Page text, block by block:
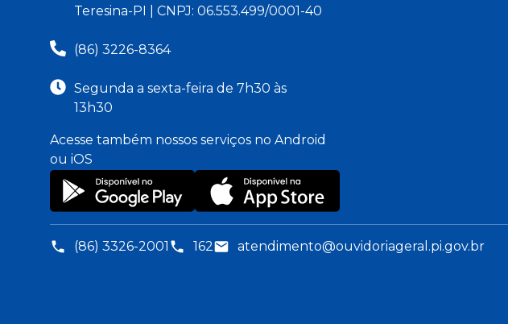
Teresina-PI | CNPJ: 06.553.499/0001-40
(86) 3226-8364
Segunda a sexta-feira de 7h30 às
13h30
Acesse também nossos serviços no Android
ou iOS
(86) 3326-2001 162 atendimento@ouvidoriageral.pi.gov.br